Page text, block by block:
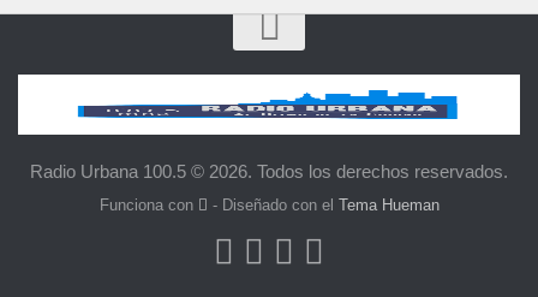
Radio Urbana 100.5 © 2026. Todos los derechos reservados.
Funciona con - Diseñado con el Tema Hueman